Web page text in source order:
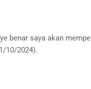
benar saya akan
10/2024).